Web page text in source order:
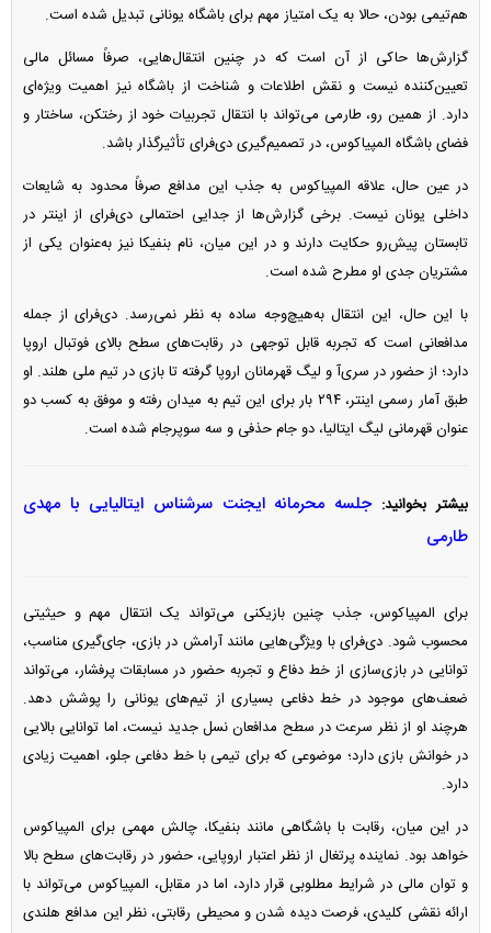
هم‌تیمی بودن، حالا به یک امتیاز مهم برای باشگاه یونانی تبدیل شده است.
گزارش‌ها حاکی از آن است که در چنین انتقال‌هایی، صرفاً مسائل مالی
تعیین‌کننده نیست و نقش اطلاعات و شناخت از باشگاه نیز اهمیت ویژه‌ای
دارد. از همین رو، طارمی می‌تواند با انتقال تجربیات خود از رختکن، ساختار و
فضای باشگاه المپیاکوس، در تصمیم‌گیری دی‌فرای تأثیرگذار باشد.
در عین حال، علاقه المپیاکوس به جذب این مدافع صرفاً محدود به شایعات
داخلی یونان نیست. برخی گزارش‌ها از جدایی احتمالی دی‌فرای از اینتر در
تابستان پیش‌رو حکایت دارند و در این میان، نام بنفیکا نیز به‌عنوان یکی از
مشتریان جدی او مطرح شده است.
با این حال، این انتقال به‌هیچ‌وجه ساده به نظر نمی‌رسد. دی‌فرای از جمله
مدافعانی است که تجربه قابل توجهی در رقابت‌های سطح بالای فوتبال اروپا
دارد؛ از حضور در سری‌آ و لیگ قهرمانان اروپا گرفته تا بازی در تیم ملی هلند. او
طبق آمار رسمی اینتر، ۲۹۴ بار برای این تیم به میدان رفته و موفق به کسب دو
عنوان قهرمانی لیگ ایتالیا، دو جام حذفی و سه سوپرجام شده است.
بیشتر بخوانید: جلسه محرمانه ایجنت سرشناس ایتالیایی با مهدی
طارمی
برای المپیاکوس، جذب چنین بازیکنی می‌تواند یک انتقال مهم و حیثیتی
محسوب شود. دی‌فرای با ویژگی‌هایی مانند آرامش در بازی، جای‌گیری مناسب،
توانایی در بازی‌سازی از خط دفاع و تجربه حضور در مسابقات پرفشار، می‌تواند
ضعف‌های موجود در خط دفاعی بسیاری از تیم‌های یونانی را پوشش دهد.
هرچند او از نظر سرعت در سطح مدافعان نسل جدید نیست، اما توانایی بالایی
در خوانش بازی دارد؛ موضوعی که برای تیمی با خط دفاعی جلو، اهمیت زیادی
دارد.
در این میان، رقابت با باشگاهی مانند بنفیکا، چالش مهمی برای المپیاکوس
خواهد بود. نماینده پرتغال از نظر اعتبار اروپایی، حضور در رقابت‌های سطح بالا
و توان مالی در شرایط مطلوبی قرار دارد، اما در مقابل، المپیاکوس می‌تواند با
ارائه نقشی کلیدی، فرصت دیده شدن و محیطی رقابتی، نظر این مدافع هلندی